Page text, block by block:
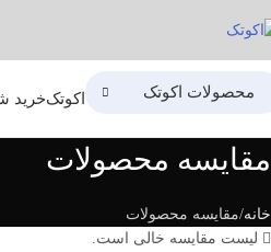
محصولات اکوتک اکوتکخرید
مقایسه محصولات
خانه مقایسه محصولات
لیست مقایسه خالی است.